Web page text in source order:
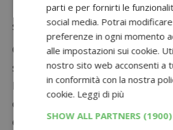
precedono e senza eventuali
separazione)
Grazie alla meccanica instant
subito se hai vinto uno dei set
Fanta e Sprite in palio nel
che riceverai un SMS di
esito vincente che non
parti e per fornirti le
social media. Potrai
preferenze in ogni momento
alle impostazioni sui cookie.
nostro sito web acconsenti a
in conformità con la nostra
cookie. Leggi di più
SHOW ALL PARTNERS